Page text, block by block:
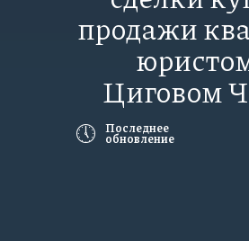
продажи
Циговом
🕔 Последнее
обновление